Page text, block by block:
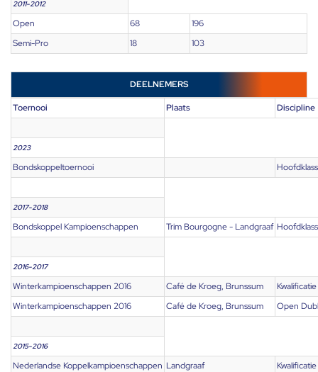
2011-2012
Open 68
196
Semi-Pro
18 103
DEELNEMERS
Toernooi Plaats Discipline
2023
Bondskoppeltoernooi
2017-2018
Bondskoppel Kampioenschappen Trim Bourgogne - Landgraaf
2016-2017
Winterkampioenschappen 2016 Café de Kroeg, Brunssum
Kwalificatie
Winterkampioenschappen 2016
Café de Kroeg, Brunssum Open
2015-2016
Nederlandse Koppelkampioenschappen Landgraaf
Kwalificatie